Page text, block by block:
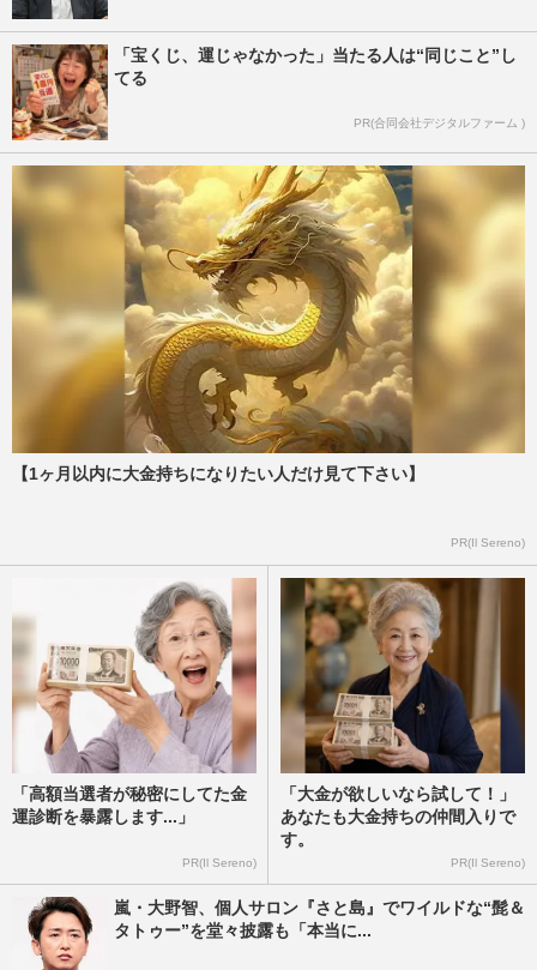
「宝くじ、運じゃなかった」当たる人は“同じこと”し
てる
PR(合同会社デジタルファーム )
【1ヶ月以内に大金持ちになりたい人だけ見て下さい】
PR(Il Sereno)
「高額当選者が秘密にしてた金
運診断を暴露します...」
PR(Il Sereno)
「大金が欲しいなら試して！」
あなたも大金持ちの仲間入りで
す。
PR(Il Sereno)
嵐・大野智、個人サロン『さと島』でワイルドな“髭＆
タトゥー”を堂々披露も「本当に...